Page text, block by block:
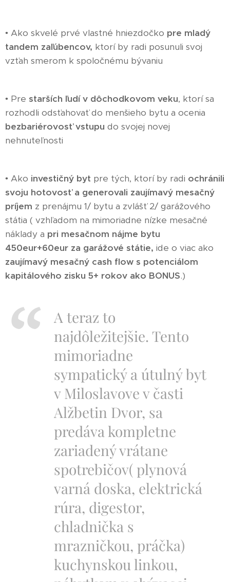
• Ako skvelé prvé vlastné hniezdočko pre mladý
tandem zaľúbencov, ktorí by radi posunuli svoj
vzťah smerom k spoločnému bývaniu
• Pre starších ľudí v dôchodkovom veku, ktorí sa
rozhodli odsťahovať do menšieho bytu a ocenia
bezbariérovosť vstupu do svojej novej
nehnuteľnosti
• Ako investičný byt pre tých, ktorí by radi ochránili
svoju hotovosť a generovali zaujímavý mesačný
príjem z prenájmu 1/ bytu a zvlášť 2/ garážového
státia ( vzhľadom na mimoriadne nízke mesačné
náklady a pri mesačnom nájme bytu
450eur+60eur za garážové státie, ide o viac ako
zaujímavý mesačný cash flow s potenciálom
kapitálového zisku 5+ rokov ako BONUS.)
A teraz to
najdôležitejšie. Tento
mimoriadne
sympatický a útulný byt
v Miloslavove v časti
Alžbetin Dvor, sa
predáva kompletne
zariadený vrátane
spotrebičov( plynová
varná doska, elektrická
rúra, digestor,
chladnička s
mrazničkou, práčka)
kuchynskou linkou,